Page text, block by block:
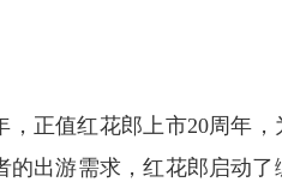
，正值红花郎上市20周年
的出游需求，红花郎启动